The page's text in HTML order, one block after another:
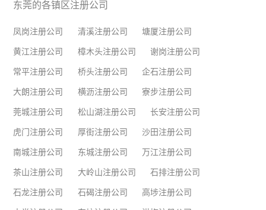
东莞的各镇区注册公司
凤岗注册公司 清溪注册公司 塘厦注册公司
黄江注册公司 樟木头注册公司 谢岗注册公司
常平注册公司 桥头注册公司 企石注册公司
大朗注册公司 横沥注册公司 寮步注册公司
莞城注册公司 松山湖注册公司 长安注册公司
虎门注册公司 厚街注册公司 沙田注册公司
南城注册公司 东城注册公司 万江注册公司
茶山注册公司 大岭山注册公司 石排注册公司
石龙注册公司 石碣注册公司 高埗注册公司